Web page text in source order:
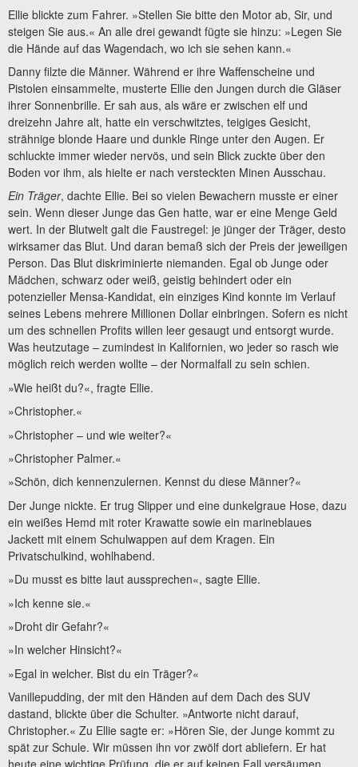
Ellie blickte zum Fahrer. »Stellen Sie bitte den Motor ab, Sir, und
steigen Sie aus.« An alle drei gewandt fügte sie hinzu: »Legen Sie
die Hände auf das Wagendach, wo ich sie sehen kann.«
Danny filzte die Männer. Während er ihre Waffenscheine und
Pistolen einsammelte, musterte Ellie den Jungen durch die Gläser
ihrer Sonnenbrille. Er sah aus, als wäre er zwischen elf und
dreizehn Jahre alt, hatte ein verschwitztes, teigiges Gesicht,
strähnige blonde Haare und dunkle Ringe unter den Augen. Er
schluckte immer wieder nervös, und sein Blick zuckte über den
Boden vor ihm, als hielte er nach versteckten Minen Ausschau.
Ein Träger, dachte Ellie. Bei so vielen Bewachern musste er einer
sein. Wenn dieser Junge das Gen hatte, war er eine Menge Geld
wert. In der Blutwelt galt die Faustregel: je jünger der Träger, desto
wirksamer das Blut. Und daran bemaß sich der Preis der jeweiligen
Person. Das Blut diskriminierte niemanden. Egal ob Junge oder
Mädchen, schwarz oder weiß, geistig behindert oder ein
potenzieller Mensa-Kandidat, ein einziges Kind konnte im Verlauf
seines Lebens mehrere Millionen Dollar einbringen. Sofern es nicht
um des schnellen Profits willen leer gesaugt und entsorgt wurde.
Was heutzutage – zumindest in Kalifornien, wo jeder so rasch wie
möglich reich werden wollte – der Normalfall zu sein schien.
»Wie heißt du?«, fragte Ellie.
»Christopher.«
»Christopher – und wie weiter?«
»Christopher Palmer.«
»Schön, dich kennenzulernen. Kennst du diese Männer?«
Der Junge nickte. Er trug Slipper und eine dunkelgraue Hose, dazu
ein weißes Hemd mit roter Krawatte sowie ein marineblaues
Jackett mit einem Schulwappen auf dem Kragen. Ein
Privatschulkind, wohlhabend.
»Du musst es bitte laut aussprechen«, sagte Ellie.
»Ich kenne sie.«
»Droht dir Gefahr?«
»In welcher Hinsicht?«
»Egal in welcher. Bist du ein Träger?«
Vanillepudding, der mit den Händen auf dem Dach des SUV
dastand, blickte über die Schulter. »Antworte nicht darauf,
Christopher.« Zu Ellie sagte er: »Hören Sie, der Junge kommt zu
spät zur Schule. Wir müssen ihn vor zwölf dort abliefern. Er hat